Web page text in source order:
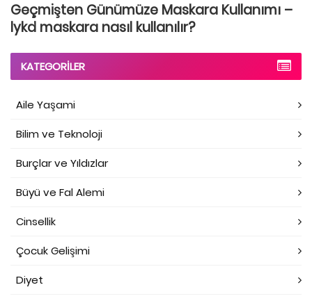
Geçmişten Günümüze Maskara Kullanımı –
lykd maskara nasıl kullanılır?
KATEGORILER
Aile Yaşami
Bilim ve Teknoloji
Burçlar ve Yıldızlar
Büyü ve Fal Alemi
Cinsellik
Çocuk Gelişimi
Diyet